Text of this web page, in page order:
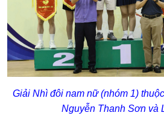
Giải Nhì đôi nam nữ (nhóm 1)
Nguyễn Thanh Sơn và